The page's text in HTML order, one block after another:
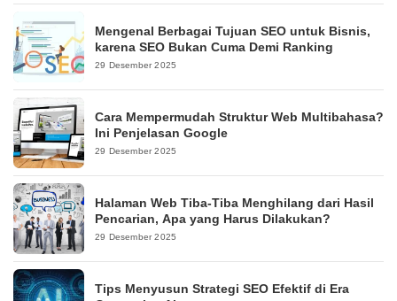
Mengenal Berbagai Tujuan SEO untuk Bisnis,
karena SEO Bukan Cuma Demi Ranking
29 Desember 2025
Cara Mempermudah Struktur Web Multibahasa?
Ini Penjelasan Google
29 Desember 2025
Halaman Web Tiba-Tiba Menghilang dari Hasil
Pencarian, Apa yang Harus Dilakukan?
29 Desember 2025
Tips Menyusun Strategi SEO Efektif di Era